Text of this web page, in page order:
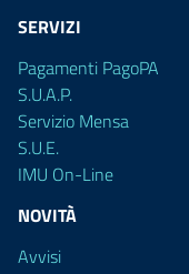
SERVIZI
Pagamenti PagoPA
S.U.A.P.
Servizio Mensa
S.U.E.
IMU On-Line
NOVITÀ
Avvisi